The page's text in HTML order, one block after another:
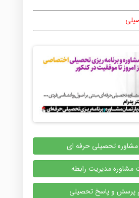
تحصیلی حرفه ای
مشاوره مدیریت رابطه
پرسش و پاسخ تحصیلی